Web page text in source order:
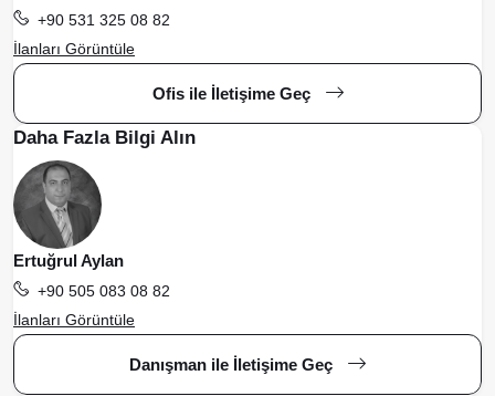
+90 531 325 08 82
İlanları Görüntüle
Ofis ile İletişime Geç
Daha Fazla Bilgi Alın
Ertuğrul Aylan
+90 505 083 08 82
İlanları Görüntüle
Danışman ile İletişime Geç